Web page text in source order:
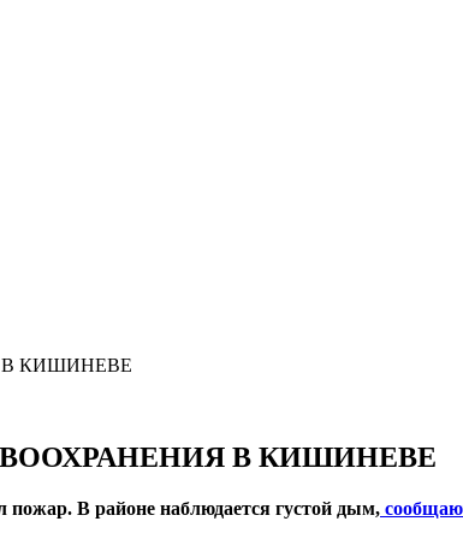
В КИШИНЕВЕ
пожар. В районе наблюдается густой дым,